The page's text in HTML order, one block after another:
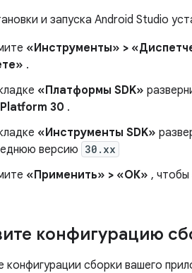
и запуска Android Studio
«Инструменты» >
.
«Платформы SDK»
Platform 30 .
«Инструменты SDK»
версию 30.xx
«Применить» > «ОК» , чтобы
конфигурацию
конфигурации сборки вашего